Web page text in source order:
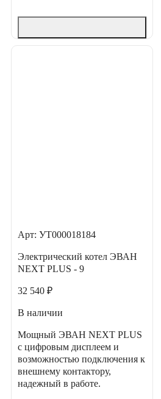
Арт: УТ000018184
Электрический котел ЭВАН
NEXT PLUS - 9
32 540 ₽
В наличии
Мощный ЭВАН NEXT PLUS
с цифровым дисплеем и
возможностью подключения к
внешнему контактору,
надежный в работе.